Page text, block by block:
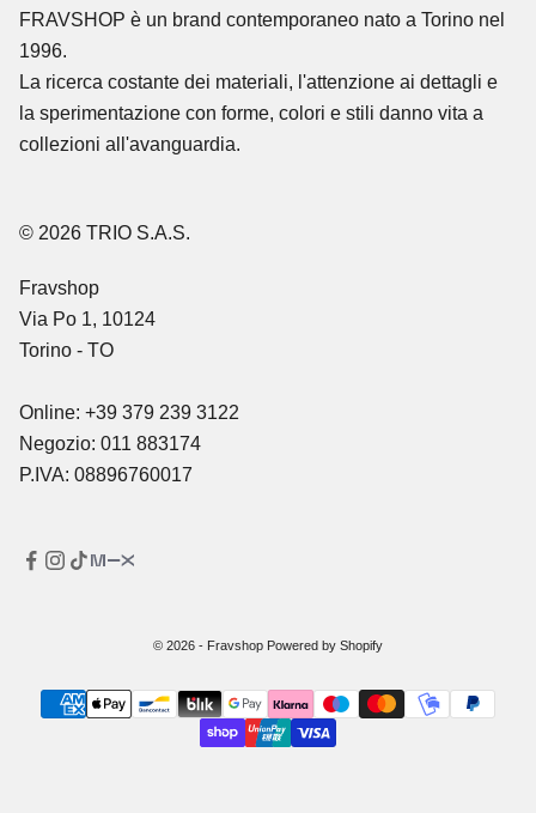
FRAVSHOP è un brand contemporaneo nato a Torino nel
1996.
La ricerca costante dei materiali, l'attenzione ai dettagli e
la sperimentazione con forme, colori e stili danno vita a
collezioni all'avanguardia.
© 2026 TRIO S.A.S.
Fravshop
Via Po 1, 10124
Torino - TO
Online: +39 379 239 3122
Negozio: 011 883174
P.IVA: 08896760017
© 2026 - Fravshop Powered by Shopify